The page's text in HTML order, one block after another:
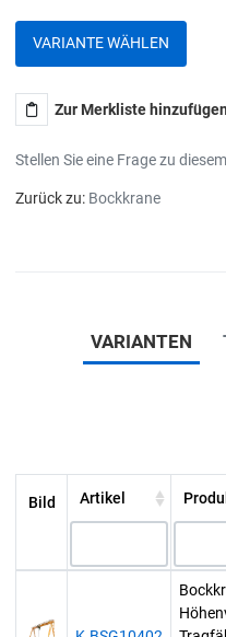
VARIANTE WÄHLEN
Zur Merkliste hinzufügen
Stellen Sie eine Frage zu
Zurück zu: Bockkrane
VARIANTEN
Bild Artikel